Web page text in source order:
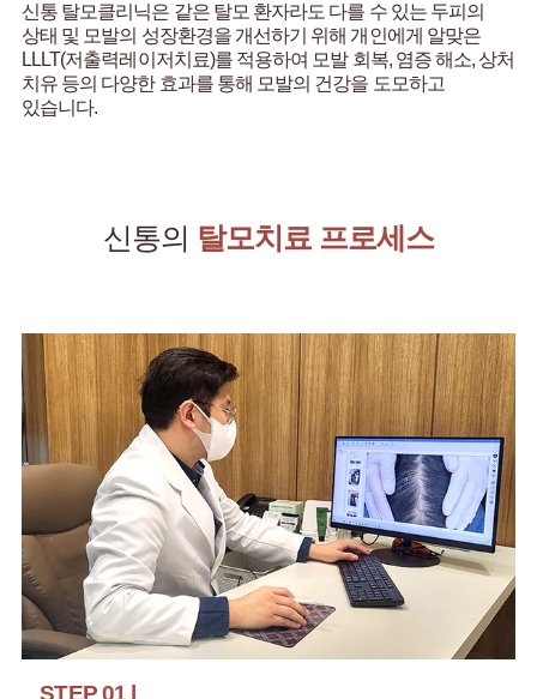
신통 탈모클리닉은 같은 탈모 환자라도 다를 수 있는 두피의
상태 및 모발의 성장환경을 개선하기 위해 개인에게 알맞은
LLLT(저출력레이저치료)를 적용하여 모발 회복, 염증 해소, 상처
치유 등의 다양한 효과를 통해 모발의 건강을 도모하고
있습니다.
신통의 탈모치료 프로세스
STEP 01 l